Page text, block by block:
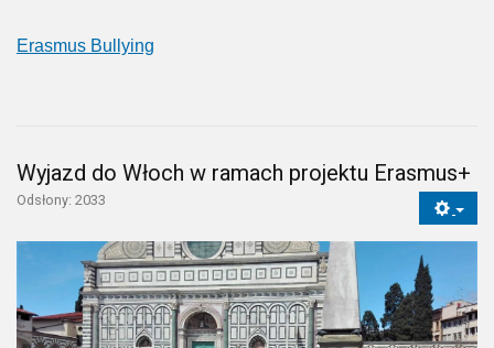
Erasmus Bullying
Wyjazd do Włoch w ramach projektu Erasmus+
Odsłony: 2033